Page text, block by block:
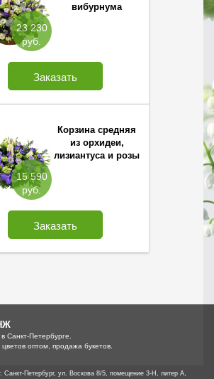
23 230
руб.
вибурнума
Заказать
15 590
руб.
Корзина средняя
из орхидеи,
лизиантуса и розы
Заказать
Санкт-Петербурге.
оптом, продажа букетов.
Санкт-Петербург, ул. Воскова 8/5, помещение 3-Н, литер А,